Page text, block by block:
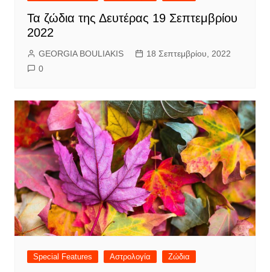
Τα ζώδια της Δευτέρας 19 Σεπτεμβρίου
2022
GEORGIA BOULIAKIS
18 Σεπτεμβρίου, 2022
0
Special Features Αστρολογία Ζώδια